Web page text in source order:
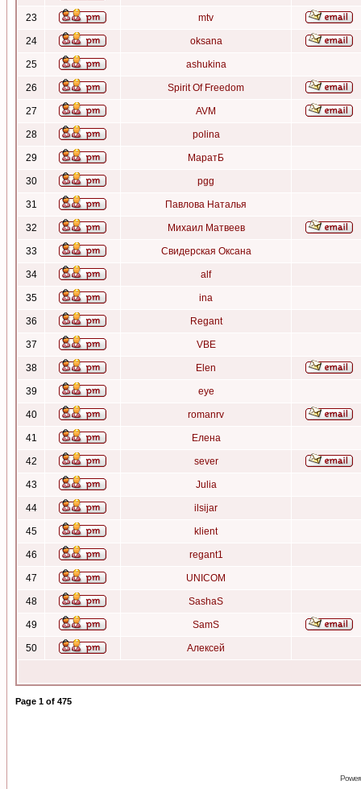
23 mtv
24 oksana
25 ashukina
26 Spirit Of Freedom
27 AVM
28 polina
29 МаратБ
30 pgg
31 Павлова Наталья
32 Михаил Матвеев
33 Свидерская Оксана
34 alf
35 ina
36 Regant
37 VBE
38 Elen
39 eye
40 romanrv
41 Елена
42 sever
43 Julia
44 ilsijar
45 klient
46 regant1
47 UNICOM
48 SashaS
49 SamS
50 Алексей
Page 1 of 475